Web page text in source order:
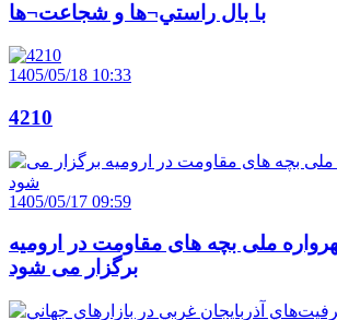
با بال راستي¬ها و شجاعت¬ها
1405/05/18 10:33
4210
1405/05/17 09:59
ملی بچه های مقاومت در ارومیه
برگزار می شود